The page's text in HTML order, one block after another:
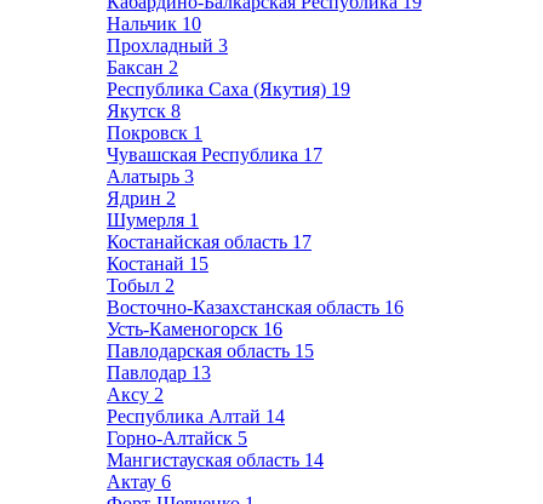
Нальчик 10
Прохладный 3
Баксан 2
Республика Саха (Якутия) 19
Якутск 8
Покровск 1
Чувашская Республика 17
Алатырь 3
Ядрин 2
Шумерля 1
Костанайская область 17
Костанай 15
Тобыл 2
Восточно-Казахстанская область 16
Усть-Каменогорск 16
Павлодарская область 15
Павлодар 13
Аксу 2
Республика Алтай 14
Горно-Алтайск 5
Мангистауская область 14
Актау 6